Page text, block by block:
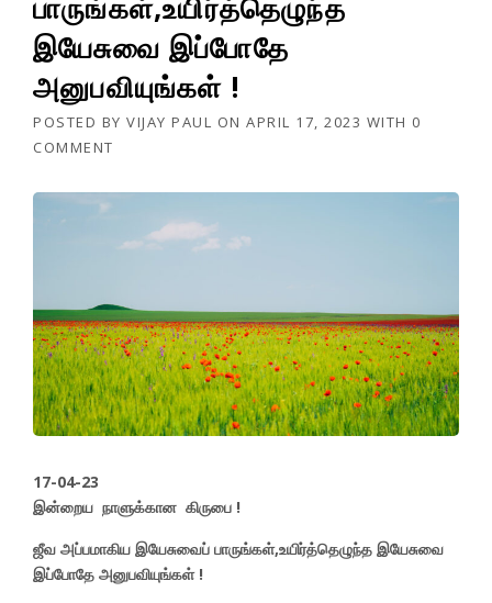
இயேசுவை இப்போதே
அனுபவியுங்கள் !
POSTED BY VIJAY PAUL ON APRIL 17, 2023 WITH 0
COMMENT
17-04-23
இன்றைய நாளுக்கான கிருபை !
ஜீவ அப்பமாகிய இயேசுவைப் பாருங்கள்,உயிர்த்தெழுந்த இயேசுவை
இப்போதே அனுபவியுங்கள் !